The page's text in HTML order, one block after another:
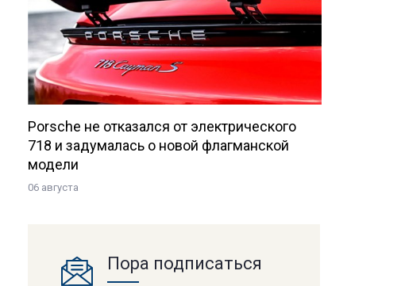
Porsche не отказался от электрического
718 и задумалась о новой флагманской
модели
06 августа
Пора подписаться